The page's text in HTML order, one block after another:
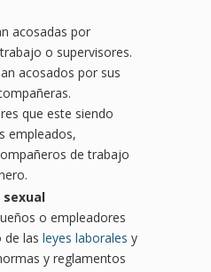
acosadas por
o supervisores.
acosados por sus
que este siendo
empleados,
de trabajo
sexual
o empleadores
las leyes laborales y
y reglamentos